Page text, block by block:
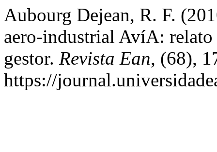
Aubourg Dejean, R. F.
aero-industrial AvíA: relato
gestor. Revista Ean, (68),
https://